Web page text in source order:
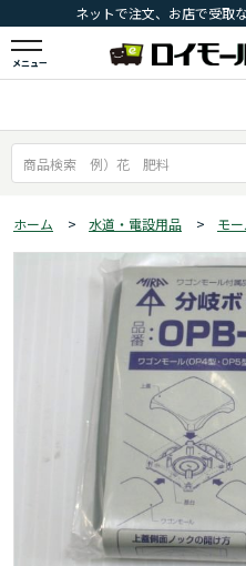
ネットで注文、お店で受取
メニュー
ホーム > 水道・電設用品 > モ